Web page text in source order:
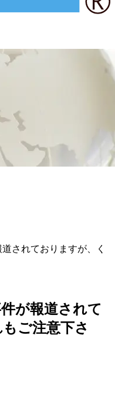
されておりますが、く
が報道されて
ご注意下さ